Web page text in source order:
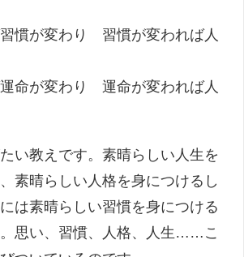
慣が変わり 習慣が変われば人
命が変わり 運命が変われば人
い教えです。素晴らしい人生を
素晴らしい人格を身につけるし
は素晴らしい習慣を身につける
。思い、習慣、人格、人生……こ